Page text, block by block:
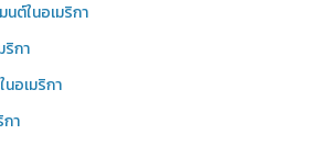
นต์ในอเมริกา
ริกา
อเมริกา
า